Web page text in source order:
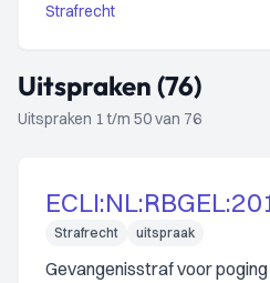
Strafrecht
Uitspraken (76)
Uitspraken 1 t/m 50 van 76
Strafrecht uitspraak
Gevangenisstraf voor